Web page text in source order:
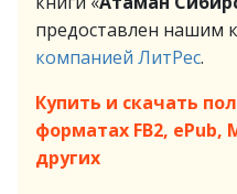
предоставлен
компанией ЛитРес.
Купить и скачать
форматах FB2, ePub,
других